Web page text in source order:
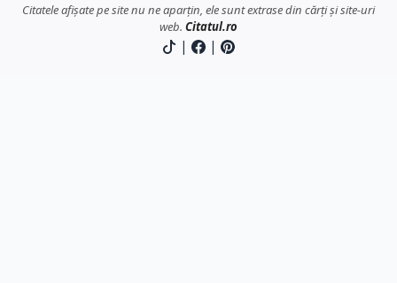
Citatele afișate pe site nu ne aparțin, ele sunt extrase din cărți și site-uri
web. Citatul.ro
| |